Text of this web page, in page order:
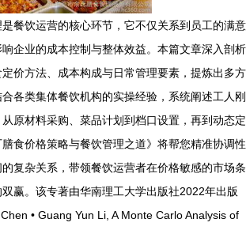
餐饮运营的核心环节，它不仅关系到员工的满意
企业的成本控制与整体效益。本篇文章深入剖析
价方法、成本构成与日常管理要素，提炼出多方
各类集体餐饮机构的实操经验，系统阐述工人刚
原材料采购、菜品计划到档口设置，再到动态定
食价格策略与餐饮管理之道》将帮您精准协调性
复杂关系，带领餐饮运营者在价格敏感的市场条
赢。该专著由华南理工大学出版社2022年出版
• Guang Yun Li, A Monte Carlo Analysis of